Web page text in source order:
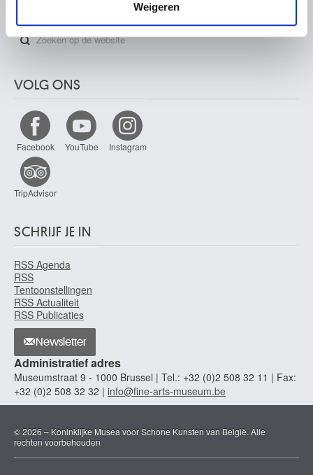
Weigeren
VOLG ONS
Facebook YouTube Instagram
TripAdvisor
SCHRIJF JE IN
RSS Agenda
RSS
Tentoonstellingen
RSS Actualiteit
RSS Publicaties
Newsletter
Administratief adres
Museumstraat 9 - 1000 Brussel | Tel.: +32 (0)2 508 32 11 | Fax:
+32 (0)2 508 32 32 | info@fine-arts-museum.be
© 2026 – Koninklijke Musea voor Schone Kunsten van België. Alle
rechten voorbehouden